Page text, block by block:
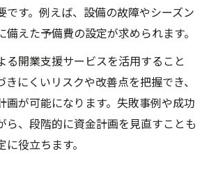
です。例えば、設備の故障やシーズン
備えた予備費の設定が求められます。
る開業支援サービスを活用すること
にくいリスクや改善点を把握でき、
画が可能になります。失敗事例や成功
ら、段階的に資金計画を見直すことも
役立ちます。